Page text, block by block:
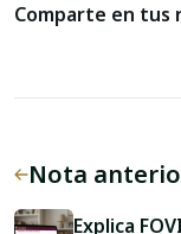
Comparte en tus
Nota
Explica